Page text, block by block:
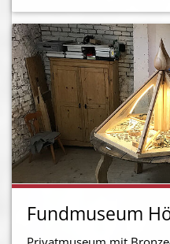
Fundmuseum